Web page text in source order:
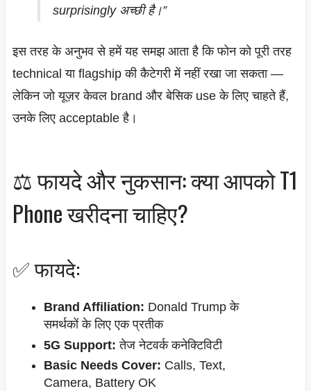
surprisingly अच्छी है।”
इस तरह के अनुभव से हमें यह समझ आता है कि फोन को पूरी तरह
technical या flagship की कैटेगरी में नहीं रखा जा सकता —
लेकिन जो यूज़र केवल brand और बेसिक use के लिए चाहते हैं,
उनके लिए acceptable है।
⚖️ फायदे और नुकसान: क्या आपको T1
Phone खरीदना चाहिए?
✅ फायदे:
Brand Affiliation: Donald Trump के
समर्थकों के लिए एक प्रतीक
5G Support: तेज नेटवर्क कनेक्टिविटी
Basic Needs Cover: Calls, Text,
Camera, Battery OK